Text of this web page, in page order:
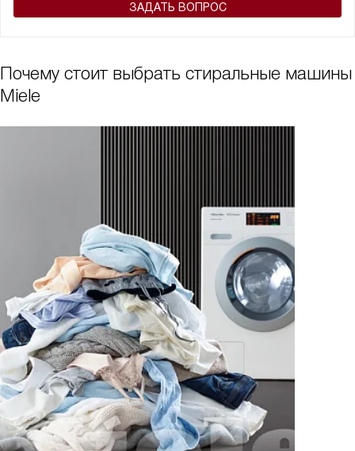
ЗАДАТЬ ВОПРОС
Почему стоит выбрать стиральные машины
Miele